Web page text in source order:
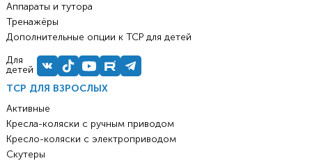
ТСР ДЛЯ ВЗРОСЛЫХ
Активные
Кресла-коляски с ручным приводом
Кресло-коляски с электроприводом
Скутеры
Аппараты и тутора
Тренажёры
Дополнительные опции к ТСР для детей
Для
детей